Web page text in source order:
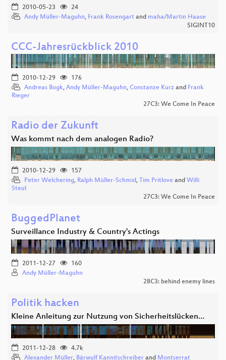
2010-05-23
24
Andy Müller-Maguhn, Frank Rosengart and maha/Martin Haase
SIGINT10
CCC-Jahresrückblick 2010
2010-12-29
176
Andreas Bogk, Andy Müller-Maguhn, Constanze Kurz and Frank
Rieger
27C3: We Come In Peace
Radio der Zukunft
Was kommt nach dem analogen Radio?
2010-12-29
157
Peter Welchering, Ralph Müller-Schmid, Tim Pritlove and Willi
Steul
27C3: We Come In Peace
BuggedPlanet
Surveillance Industry & Country's Actings
2011-12-27
160
Andy Müller-Maguhn
28C3: behind enemy lines
Politik hacken
Kleine Anleitung zur Nutzung von Sicherheitslücken…
2011-12-28
4.7k
Alexander Müller, Bärwulf Kannitschreiber and Montserrat